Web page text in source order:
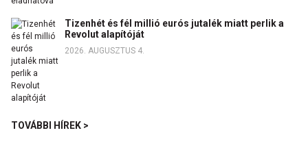
Tizenhét és fél millió eurós jutalék miatt perlik a
Revolut alapítóját
2026. AUGUSZTUS 4.
TOVÁBBI HÍREK >